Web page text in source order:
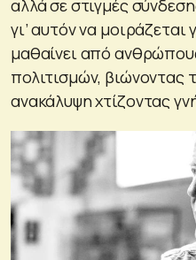
αλλά σε στιγμές
γι’ αυτόν να
μαθαίνει από
πολιτισμών, βιώνοντας
ανακάλυψη χτίζοντας